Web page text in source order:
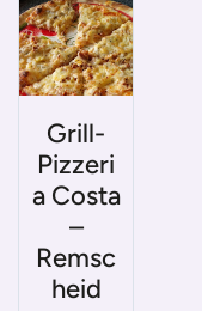
Grill-
Pizzeri
a Costa
–
Remsc
heid